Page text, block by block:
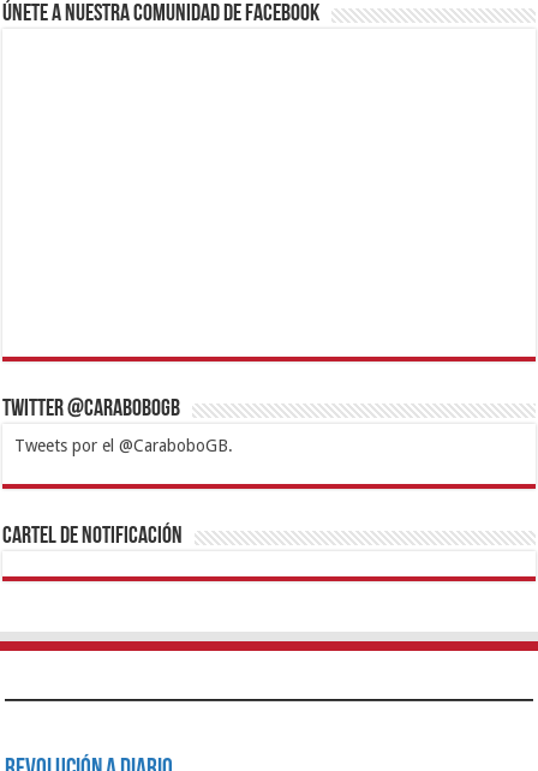
Únete a nuestra comunidad de Facebook
Twitter @CaraboboGB
Tweets por el @CaraboboGB.
1xbetBetturkeyBetistKralbetSupertotobetTipobetMatadorbetMariobet
https://mvbcasino.com/
Cartel de Notificación